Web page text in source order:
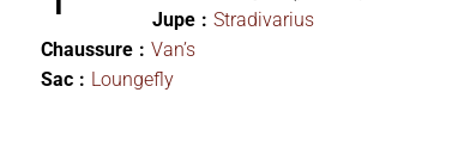
Jupe : Stradivarius
Chaussure : Van’s
Sac : Loungefly